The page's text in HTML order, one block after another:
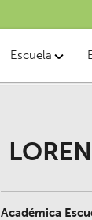
Escuela
Académica